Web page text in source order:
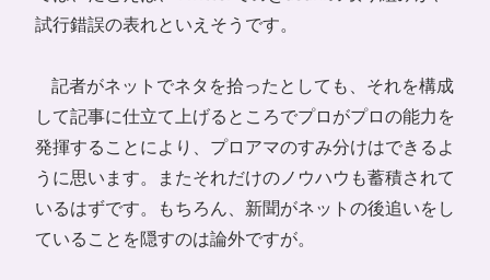
試行錯誤の表れといえそうです。
記者がネットでネタを拾ったとしても、それを構成
して記事に仕立て上げるところでプロがプロの能力を
発揮することにより、プロアマのすみ分けはできるよ
うに思います。またそれだけのノウハウも蓄積されて
いるはずです。もちろん、新聞がネットの後追いをし
ていることを隠すのは論外ですが。